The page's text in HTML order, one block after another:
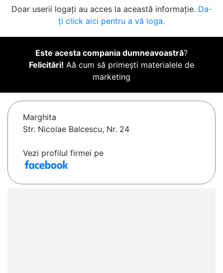
Doar userii logați au acces la această informație. Da-
ți click aici pentru a vă loga.
Este acesta compania dumneavoastră?
Felicitări! Aă cum să primești materialele de
marketing
Marghita
Str. Nicolae Balcescu, Nr. 24
Vezi profilul firmei pe